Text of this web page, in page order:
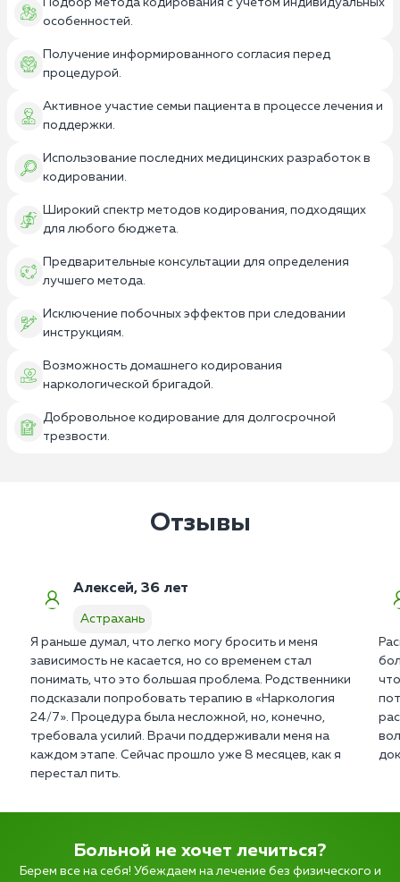
особенностей.
Получение информированного согласия перед
процедурой.
Активное участие семьи пациента в процессе лечения и
поддержки.
Использование последних медицинских разработок в
кодировании.
Широкий спектр методов кодирования, подходящих
для любого бюджета.
Предварительные консультации для определения
лучшего метода.
Исключение побочных эффектов при следовании
инструкциям.
Возможность домашнего кодирования
наркологической бригадой.
Добровольное кодирование для долгосрочной
трезвости.
Отзывы
Алексей, 36 лет
Астрахань
Я раньше думал, что легко могу бросить и меня
зависимость не касается, но со временем стал
понимать, что это большая проблема. Родственники
подсказали попробовать терапию в «Наркология
24/7». Процедура была несложной, но, конечно,
требовала усилий. Врачи поддерживали меня на
каждом этапе. Сейчас прошло уже 8 месяцев, как я
перестал пить.
Больной не хочет лечиться?
Берем все на себя! Убеждаем на лечение без физического и